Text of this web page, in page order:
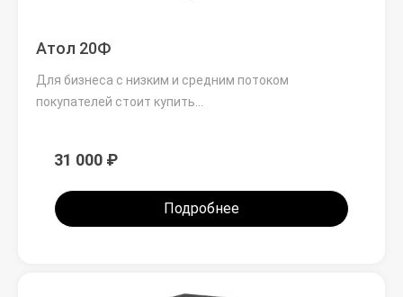
Атол 20Ф
Для бизнеса с низким и средним потоком
покупателей стоит купить…
31 000 ₽
Подробнее